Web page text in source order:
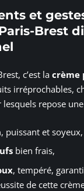
et
Brest
c’est la crème
irréprochables,
repose
, puissant et soyeux,
bien frais,
, tempéré,
de cette